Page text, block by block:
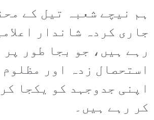
ہم نیچے شعبہ تیل کے
جاری کردہ شاندار
رہے ہیں، جو بجا طور
استحصال زدہ اور
اپنی جدوجہد کو یکجا
کر رہے ہیں۔